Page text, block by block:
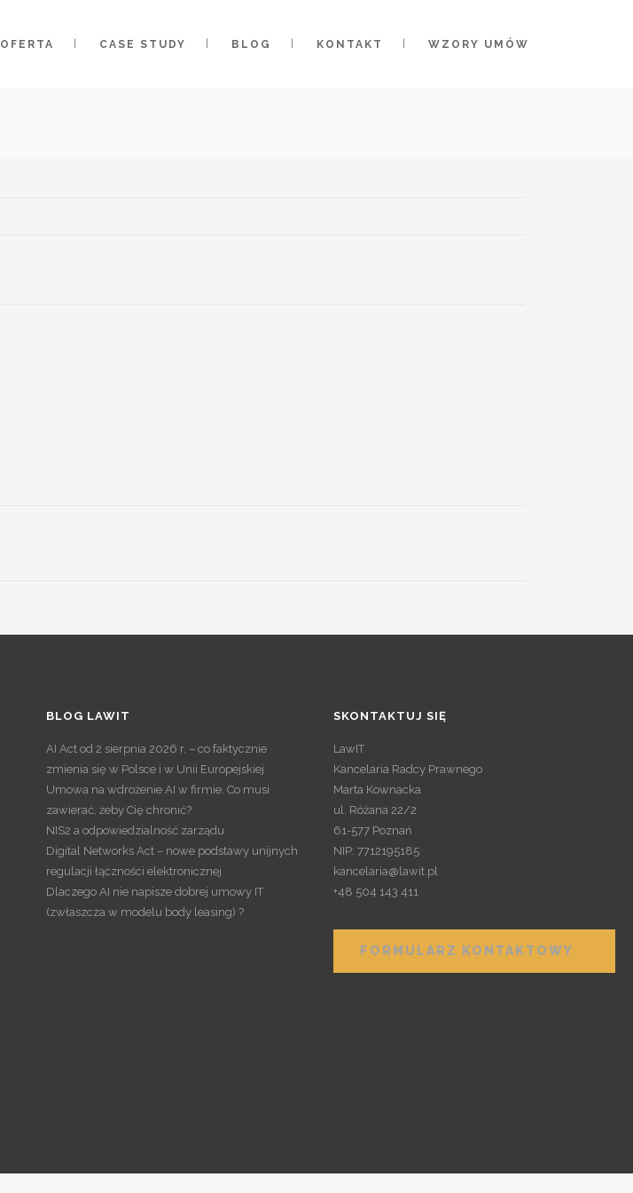
OFERTA CASE STUDY BLOG KONTAKT WZORY UMÓW
BLOG LAWIT
AI Act od 2 sierpnia 2026 r. – co faktycznie
zmienia się w Polsce i w Unii Europejskiej
Umowa na wdrożenie AI w firmie. Co musi
zawierać, żeby Cię chronić?
NIS2 a odpowiedzialność zarządu
Digital Networks Act – nowe podstawy unijnych
regulacji łączności elektronicznej
Dlaczego AI nie napisze dobrej umowy IT
(zwłaszcza w modelu body leasing) ?
SKONTAKTUJ SIĘ
LawIT
Kancelaria Radcy Prawnego
Marta Kownacka
ul. Różana 22/2
61-577 Poznań
NIP: 7712195185
kancelaria@lawit.pl
+48 504 143 411
FORMULARZ KONTAKTOWY